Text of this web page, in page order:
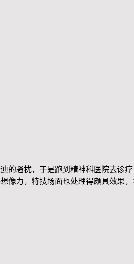
的骚扰，于是跑到精神科医院去诊
像力，特技场面也处理得颇具效果